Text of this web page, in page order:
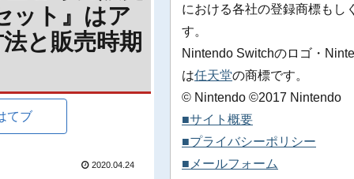
ット』はア
と販売時期
てブ
2020.04.24
における各社の登録商標もし
す。
Nintendo Switchのロゴ・
は任天堂の商標です。
© Nintendo ©2017 Nintendo
■サイト概要
■プライバシーポリシー
■メールフォーム